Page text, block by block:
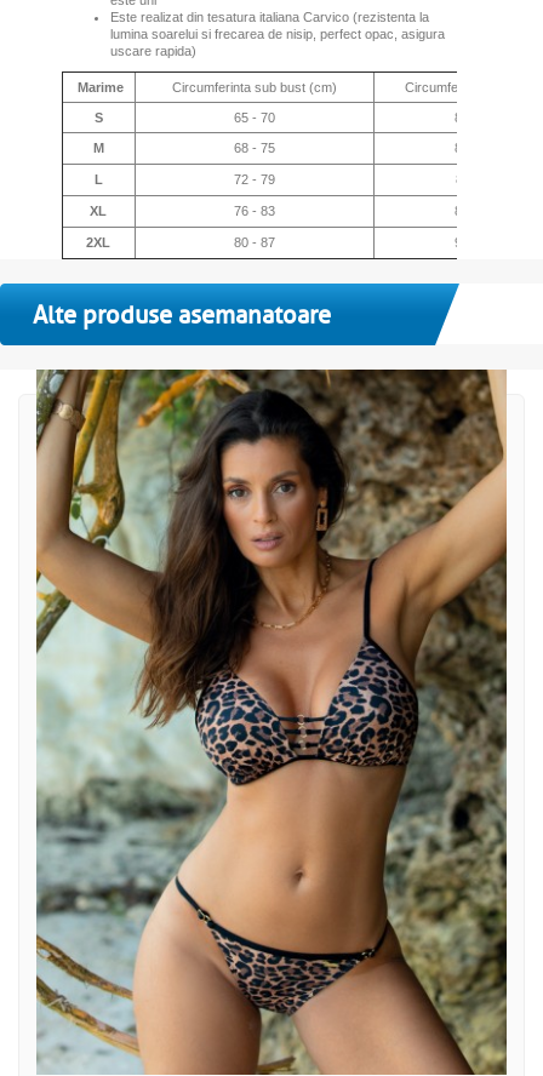
Este realizat din tesatura italiana Carvico (rezistenta la
lumina soarelui si frecarea de nisip, perfect opac, asigura
uscare rapida)
Marime Circumferinta sub bust (cm) Circumferinta bust
S 65 - 70 80 - 82
M 68 - 75 83 - 85
L 72 - 79 86 -87
XL 76 - 83 88 - 91
2XL 80 - 87 92 - 93
Alte produse asemanatoare